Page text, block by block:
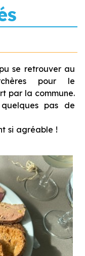
se retrouver au
pour le
par la commune.
pas de
si agréable !